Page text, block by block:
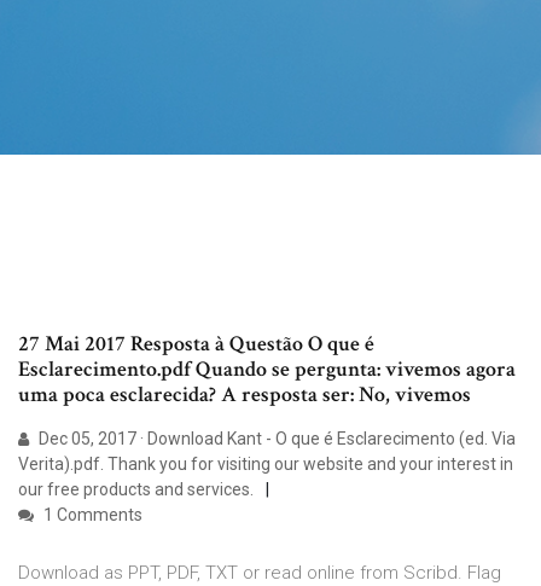
27 Mai 2017 Resposta à Questão O que é
Esclarecimento.pdf Quando se pergunta: vivemos agora
uma poca esclarecida? A resposta ser: No, vivemos
Dec 05, 2017 · Download Kant - O que é Esclarecimento (ed. Via
Verita).pdf. Thank you for visiting our website and your interest in
our free products and services.
1 Comments
Download as PPT, PDF, TXT or read online from Scribd. Flag